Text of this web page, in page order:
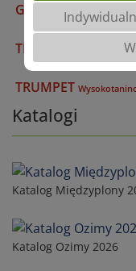
Katalogi
Katalog Międzyplony
Katalog Ozimy 2026
GENIUS Wysokotaninowy
TIFFANY
TRUMPET